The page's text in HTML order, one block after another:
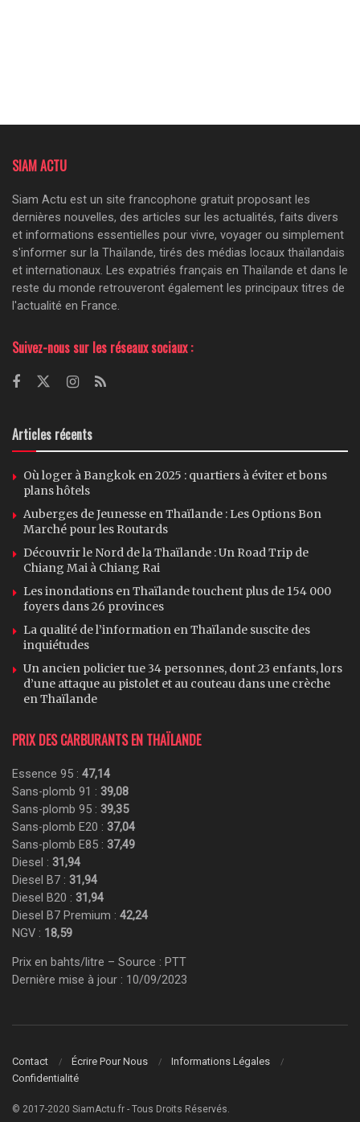
SIAM ACTU
Siam Actu est un site francophone gratuit proposant les
dernières nouvelles, des articles sur les actualités, faits divers
et informations essentielles pour vivre, voyager ou simplement
s'informer sur la Thaïlande, tirés des médias locaux thaïlandais
et internationaux. Les expatriés français en Thaïlande et dans le
reste du monde retrouveront également les principaux titres de
l'actualité en France.
Suivez-nous sur les réseaux sociaux :
Articles récents
Où loger à Bangkok en 2025 : quartiers à éviter et bons
plans hôtels
Auberges de Jeunesse en Thaïlande : Les Options Bon
Marché pour les Routards
Découvrir le Nord de la Thaïlande : Un Road Trip de
Chiang Mai à Chiang Rai
Les inondations en Thaïlande touchent plus de 154 000
foyers dans 26 provinces
La qualité de l’information en Thaïlande suscite des
inquiétudes
Un ancien policier tue 34 personnes, dont 23 enfants, lors
d’une attaque au pistolet et au couteau dans une crèche
en Thaïlande
PRIX DES CARBURANTS EN THAÏLANDE
Essence 95 : 47,14
Sans-plomb 91 : 39,08
Sans-plomb 95 : 39,35
Sans-plomb E20 : 37,04
Sans-plomb E85 : 37,49
Diesel : 31,94
Diesel B7 : 31,94
Diesel B20 : 31,94
Diesel B7 Premium : 42,24
NGV : 18,59
Prix en bahts/litre – Source : PTT
Dernière mise à jour : 10/09/2023
Contact Écrire Pour Nous
Informations Légales
Confidentialité
© 2017-2020 SiamActu.fr - Tous Droits Réservés.